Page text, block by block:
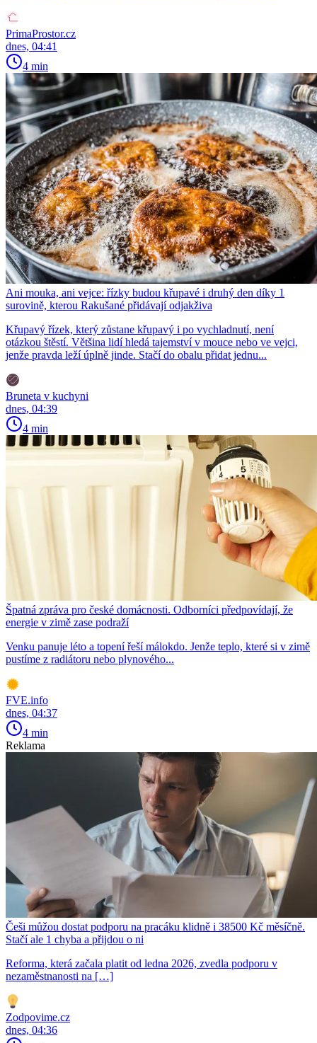
PrimaProstor.cz
dnes, 04:41
4 min
Ani mouka, ani vejce: řízky budou křupavé i druhý den díky 1
surovině, kterou Rakušané přidávají odjakživa
Křupavý řízek, který zůstane křupavý i po vychladnutí, není
otázkou štěstí. Většina lidí hledá tajemství v mouce nebo ve vejci,
jenže pravda leží úplně jinde. Stačí do obalu přidat jednu...
Bruneta v kuchyni
dnes, 04:39
4 min
Špatná zpráva pro české domácnosti. Odborníci předpovídají, že
energie v zimě zase podraží
Venku panuje léto a topení řeší málokdo. Jenže teplo, které si v zimě
pustíme z radiátoru nebo plynového...
FVE.info
dnes, 04:37
4 min
Reklama
Češi můžou dostat podporu na pracáku klidně i 38500 Kč měsíčně.
Stačí ale 1 chyba a přijdou o ni
Reforma, která začala platit od ledna 2026, zvedla podporu v
nezaměstnanosti na […]
Zodpovime.cz
dnes, 04:36